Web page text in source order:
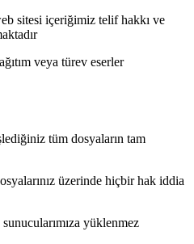
sitesi içeriğimiz telif hakkı ve
veya türev eserler
tüm dosyaların tam
üzerinde hiçbir hak iddia
yüklenmez